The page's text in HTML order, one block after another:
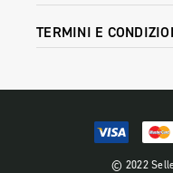
TERMINI E
© 2022